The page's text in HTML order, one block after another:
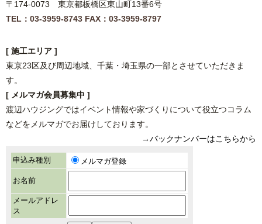
〒174-0073 東京都板橋区東山町13番6号
TEL：03-3959-8743 FAX：03-3959-8797
[ 施工エリア ]
東京23区及び周辺地域、千葉・埼玉県の一部とさせていただきま
す。
[ メルマガ会員募集中 ]
渡辺ハウジングではイベント情報や家づくりについて役立つコラム
などをメルマガでお届けしております。
→バックナンバーはこちらから